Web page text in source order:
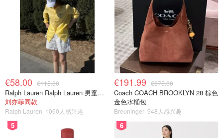
€58.00 €115.00
Ralph Lauren Ralph Lauren 男童亚麻衬衫
刘亦菲同款
Ralph Lauren 1060人感兴趣
€191.99 €375.00
Coach COACH BROOKLYN 28 棕色
金色水桶包
Breuninger 948人感兴趣
5 6